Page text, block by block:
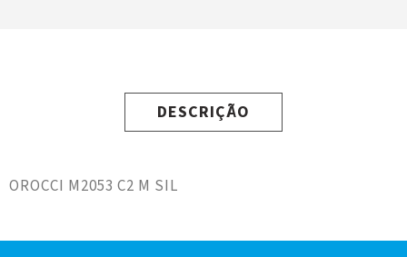
DESCRIÇÃO
OROCCI M2053 C2 M SIL